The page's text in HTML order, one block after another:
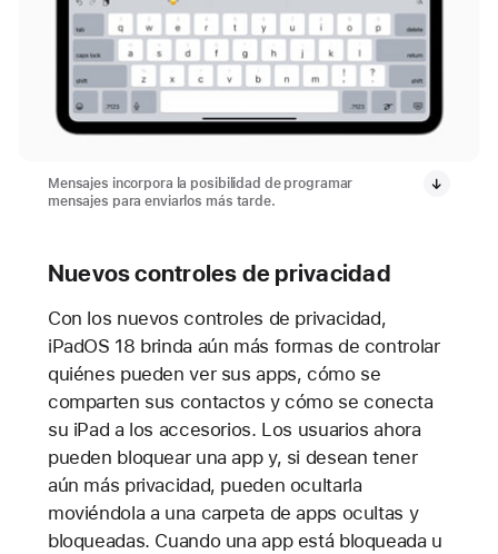
Mensajes incorpora la posibilidad de programar
mensajes para enviarlos más tarde.
Nuevos controles de privacidad
Con los nuevos controles de privacidad,
iPadOS 18 brinda aún más formas de controlar
quiénes pueden ver sus apps, cómo se
comparten sus contactos y cómo se conecta
su iPad a los accesorios. Los usuarios ahora
pueden bloquear una app y, si desean tener
aún más privacidad, pueden ocultarla
moviéndola a una carpeta de apps ocultas y
bloqueadas. Cuando una app está bloqueada u